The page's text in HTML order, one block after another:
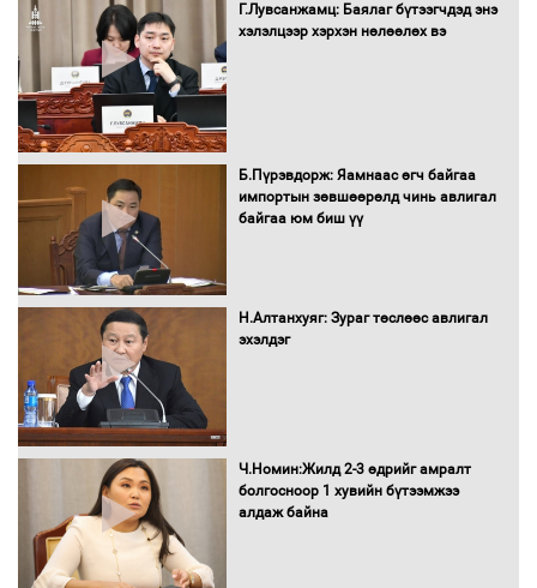
орчныг бүрдүүллээ
баримт
Г.Лувсанжамц: Баялаг бүтээгчдэд энэ
хэлэлцээр хэрхэн нөлөөлөх вэ
Б.Пүрэвдорж: Яамнаас өгч байгаа
импортын зөвшөөрөлд чинь авлигал
байгаа юм биш үү
Н.Алтанхуяг: Зураг төслөөс авлигал
эхэлдэг
Ч.Номин:Жилд 2-3 өдрийг амралт
болгосноор 1 хувийн бүтээмжээ
алдаж байна